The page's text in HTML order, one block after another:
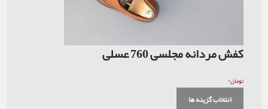
کفش مردانه مجلسی 760 عسلی
تومان۰
انتخاب گزینه ها